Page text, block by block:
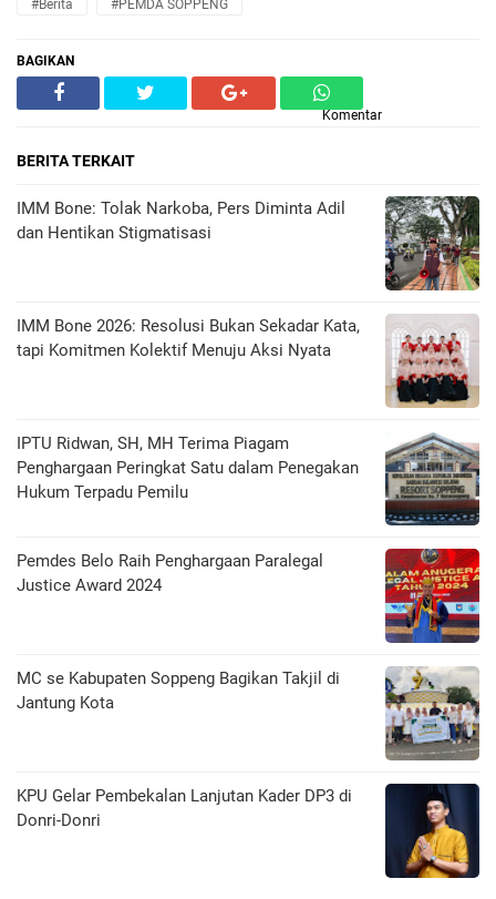
#Berita #PEMDA SOPPENG
BAGIKAN
Komentar
BERITA TERKAIT
IMM Bone: Tolak Narkoba, Pers Diminta Adil
dan Hentikan Stigmatisasi
IMM Bone 2026: Resolusi Bukan Sekadar Kata,
tapi Komitmen Kolektif Menuju Aksi Nyata
IPTU Ridwan, SH, MH Terima Piagam
Penghargaan Peringkat Satu dalam Penegakan
Hukum Terpadu Pemilu
Pemdes Belo Raih Penghargaan Paralegal
Justice Award 2024
MC se Kabupaten Soppeng Bagikan Takjil di
Jantung Kota
KPU Gelar Pembekalan Lanjutan Kader DP3 di
Donri-Donri